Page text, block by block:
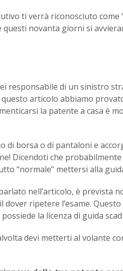
ti verrà riconosciuto come
questi novanta giorni si
responsabile di un sinistro
questo articolo abbiamo
la patente a casa è
di borsa o di pantaloni e
Dicendoti che
“normale” mettersi alla
nell’articolo, è prevista
ripetere l’esame.
la licenza di guida
devi metterti al volante